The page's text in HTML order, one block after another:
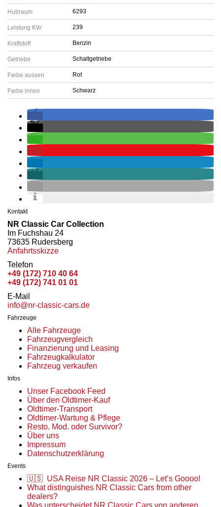
Hubraum 6293
Leistung KW 239
Kraftstoff Benzin
Getriebe Schaltgetriebe
Farbe aussen Rot
Farbe innen Schwarz
Kontakt
NR Classic Car Collection
Im Fuchshau 24
73635 Rudersberg
Anfahrtsskizze
Telefon
+49 (172) 710 40 64
+49 (172) 741 01 01
E-Mail
info@nr-classic-cars.de
Fahrzeuge
Alle Fahrzeuge
Fahrzeugvergleich
Finanzierung und Leasing
Fahrzeugkalkulator
Fahrzeug verkaufen
Infos
Unser Facebook Feed
Über den Oldtimer-Kauf
Oldtimer-Transport
Oldtimer-Wartung & Pflege
Resto. Mod. oder Survivor?
Über uns
Impressum
Datenschutzerklärung
Events
🇺🇸 USA Reise NR Classic 2026 – Let’s Goooo!
What distinguishes NR Classic Cars from other
dealers?
Was unterscheidet NR Classic Cars von anderen